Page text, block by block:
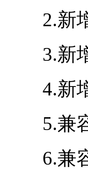
2.新增
3.新增
4.新增
5.兼容
6.兼容